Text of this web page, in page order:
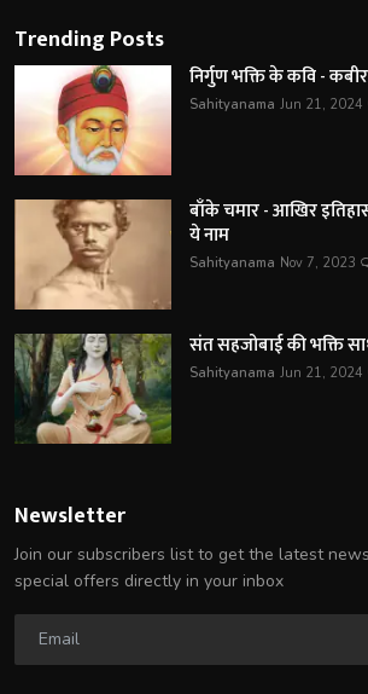
Trending Posts
निर्गुण भक्ति के कवि - कबीर
Sahityanama Jun 21, 2024
बाँके चमार - आखिर
ये नाम
Sahityanama Nov 7, 2023
संत सहजोबाई की भक्ति
Sahityanama Jun 21, 2024
Newsletter
Join our subscribers list to get the latest
special offers directly in your inbox